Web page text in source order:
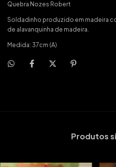
Quebra Nozes Robert
Soldadinho produzido em madeira
de alavanquinha de madeira.
Medida: 37cm (A)
Produtos